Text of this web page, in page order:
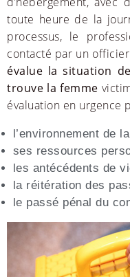
toute heure de la
processus, le
contacté par un
évalue la situation
trouve la femme
évaluation en urgence
l’environnement de
ses ressources
les antécédents de
la réitération des
le passé pénal du